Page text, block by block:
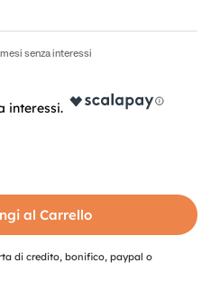
senza interessi
al Carrello
di credito, bonifico, paypal o